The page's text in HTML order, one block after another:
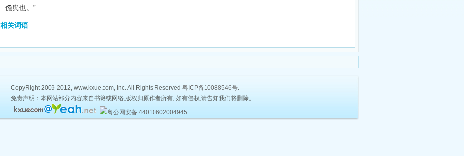
儋舆也。”
相关词语
CopyRight 2009-2012, www.kxue.com, Inc. All Rights Reserved 粤ICP备10088546号.
免责声明：本网站部分内容来自书籍或网络,版权归原作者所有; 如有侵权,请告知我们将删除。
粤公网安备 44010602004945